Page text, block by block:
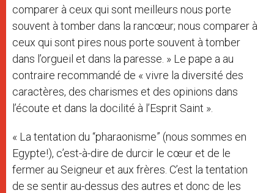
comparer à ceux qui sont meilleurs nous porte
souvent à tomber dans la rancœur; nous comparer à
ceux qui sont pires nous porte souvent à tomber
dans l’orgueil et dans la paresse. » Le pape a au
contraire recommandé de « vivre la diversité des
caractères, des charismes et des opinions dans
l’écoute et dans la docilité à l’Esprit Saint ».
« La tentation du “pharaonisme” (nous sommes en
Egypte!), c’est-à-dire de durcir le cœur et de le
fermer au Seigneur et aux frères. C’est la tentation
de se sentir au-dessus des autres et donc de les